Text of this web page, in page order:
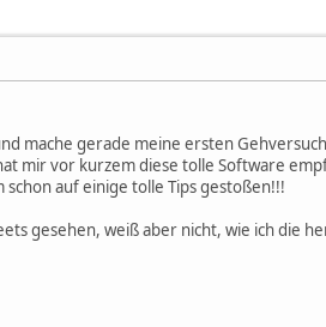
mache gerade meine ersten
mir vor kurzem diese tolle Software
auf einige tolle Tips gestoßen!!!
gesehen, weiß aber nicht, wie ich die